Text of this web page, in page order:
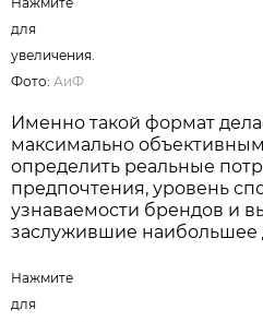
Нажмите для увеличения. Фото: